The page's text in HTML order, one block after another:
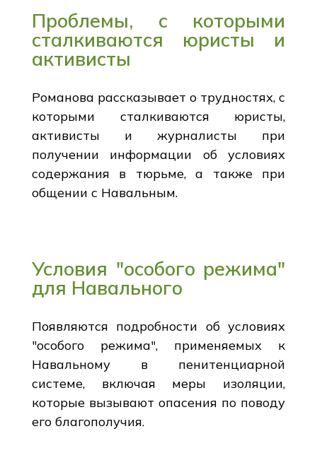
Проблемы, с которыми
сталкиваются юристы и
активисты
Романова рассказывает о трудностях, с
которыми сталкиваются юристы,
активисты и журналисты при
получении информации об условиях
содержания в тюрьме, а также при
общении с Навальным.
Условия "особого режима"
для Навального
Появляются подробности об условиях
"особого режима", применяемых к
Навальному в пенитенциарной
системе, включая меры изоляции,
которые вызывают опасения по поводу
его благополучия.